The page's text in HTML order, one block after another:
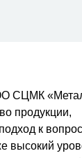
СЦМК
продукции,
к
высокий